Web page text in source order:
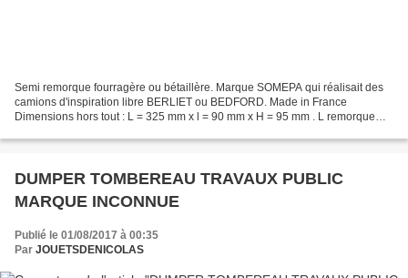
Semi remorque fourragère ou bétaillère. Marque SOMEPA qui réalisait des
camions d'inspiration libre BERLIET ou BEDFORD. Made in France
Dimensions hors tout : L = 325 mm x l = 90 mm x H = 95 mm . L remorque
DUMPER TOMBEREAU TRAVAUX PUBLIC
MARQUE INCONNUE
Publié le 01/08/2017 à 00:35
Par JOUETSDENICOLAS